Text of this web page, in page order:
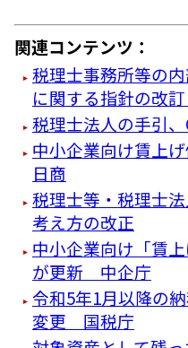
関連コンテンツ：
税理士事務所等の
に関する指針の改
税理士法人の手引
中小企業向け賃上
日商
税理士等・税理士
考え方の改正
中小企業向け「賃
が更新 中企庁
令和5年1月以降の
変更 国税庁